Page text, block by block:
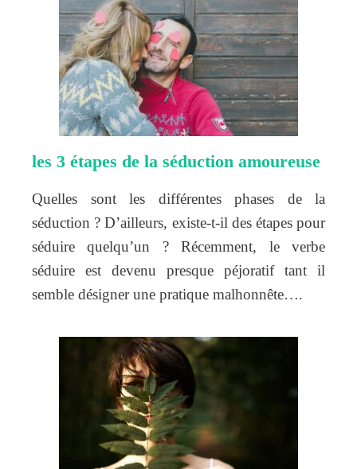
les 3 étapes de la séduction amoureuse
Quelles sont les différentes phases de la
séduction ? D’ailleurs, existe-t-il des étapes pour
séduire quelqu’un ? Récemment, le verbe
séduire est devenu presque péjoratif tant il
semble désigner une pratique malhonnête….